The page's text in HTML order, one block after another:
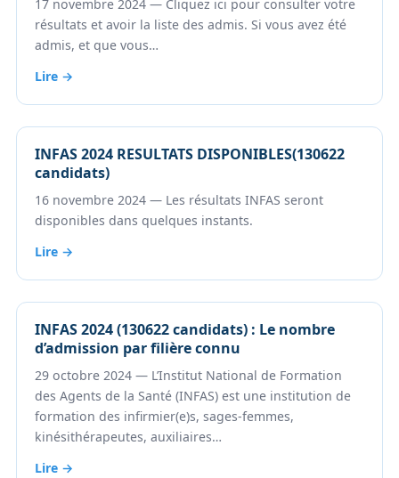
17 novembre 2024 — Cliquez ici pour consulter votre
résultats et avoir la liste des admis. Si vous avez été
admis, et que vous…
Lire →
INFAS 2024 RESULTATS DISPONIBLES(130622
candidats)
16 novembre 2024 — Les résultats INFAS seront
disponibles dans quelques instants.
Lire →
INFAS 2024 (130622 candidats) : Le nombre
d’admission par filière connu
29 octobre 2024 — L’Institut National de Formation
des Agents de la Santé (INFAS) est une institution de
formation des infirmier(e)s, sages-femmes,
kinésithérapeutes, auxiliaires…
Lire →